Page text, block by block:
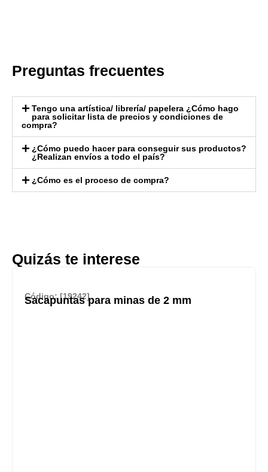
Preguntas frecuentes
Tengo una artística/ librería/ papelera ¿Cómo hago
para solicitar lista de precios y condiciones de
compra?
¿Cómo puedo hacer para conseguir sus productos?
¿Realizan envíos a todo el país?
¿Cómo es el proceso de compra?
Quizás te interese
Código: [19242]
Sacapuntas para minas de 2 mm